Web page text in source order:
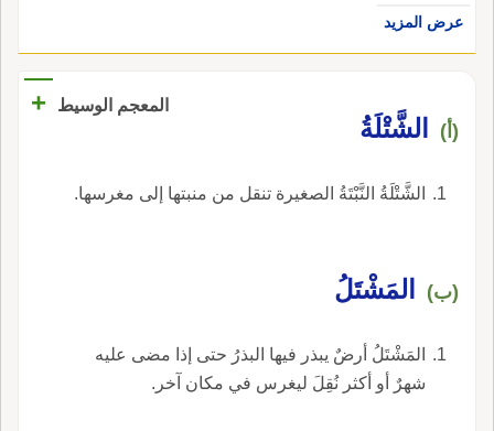
عرض المزيد
المعجم الوسيط +
(أ) الشَّتْلَةُ
الشَّتْلَةُ النَّبْتَةُ الصغيرة تنقل من منبتها إلى مغرسها.
(ب) المَشْتَلُ
المَشْتَلُ أرضٌ يبذر فيها البذرُ حتى إذا مضى عليه
شهرٌ أو أكثر نُقِلَ ليغرس في مكان آخر.